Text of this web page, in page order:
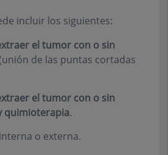
incluir los siguientes:
el tumor con o sin
de las puntas cortadas
el tumor con o sin
quimioterapia.
interna o externa.